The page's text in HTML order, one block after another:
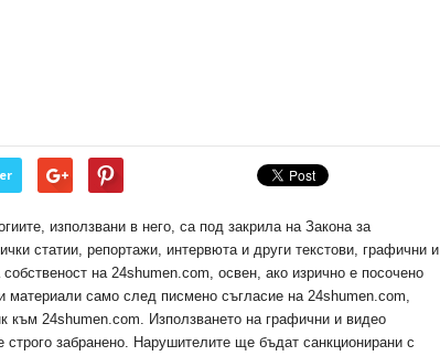
използвани в него, са под закрила на Закона за
статии, репортажи, интервюта и други текстови, графични и
на 24shumen.com, освен, ако изрично е посочено
материали само след писмено съгласие на 24shumen.com,
към 24shumen.com. Използването на графични и видео
забранено. Нарушителите ще бъдат санкционирани с